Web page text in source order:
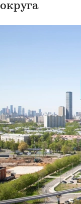
округа